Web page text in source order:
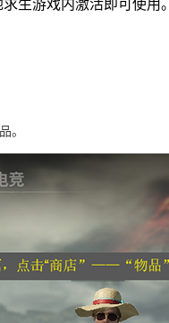
生游戏内激活即可使用。
。